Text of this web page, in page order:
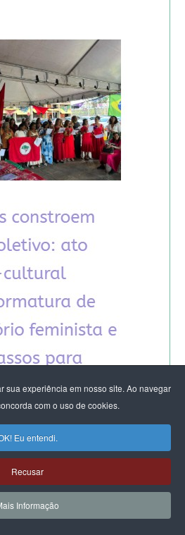
sua experiência em nosso site. Ao navegar
com o uso de cookies.
Eu entendi.
Recusar
Informação